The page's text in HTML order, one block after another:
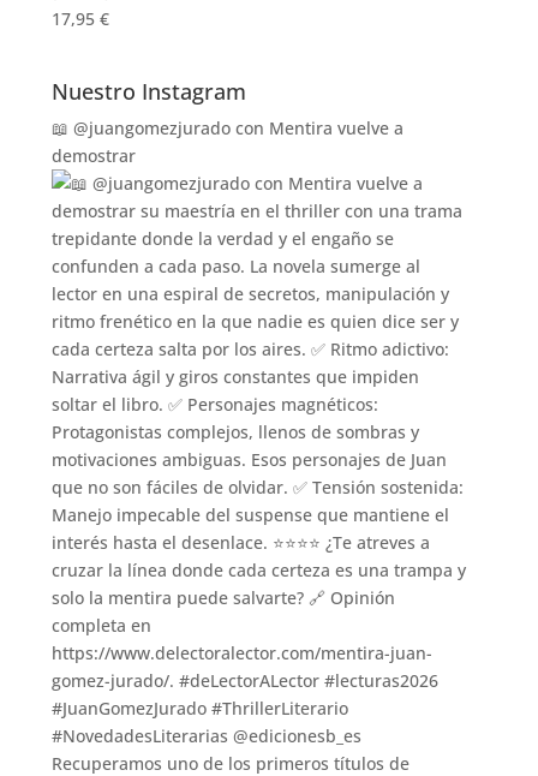
17,95 €
Nuestro Instagram
📖 @juangomezjurado con Mentira vuelve a
demostrar
Recuperamos uno de los primeros títulos de